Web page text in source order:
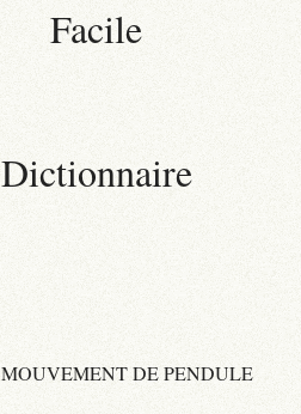
Facile
Dictionnaire
MOUVEMENT DE PENDULE